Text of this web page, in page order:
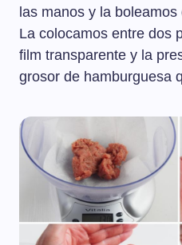
las manos y la
La colocamos entre dos
film transparente y la
grosor de hamburguesa